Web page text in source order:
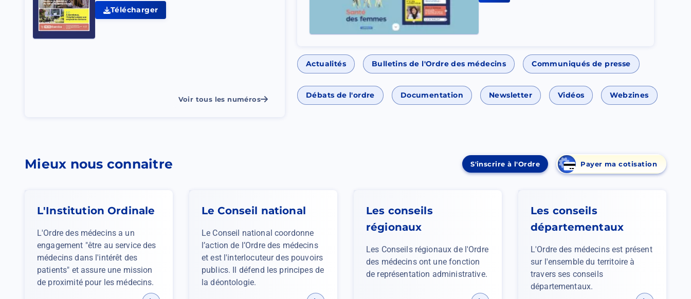
Télécharger
Le
Voir tous les numéros
santé
Actualités Bulletins de l'Ordre des médecins Communiqués de presse
Débats de l'ordre Documentation Newsletter Vidéos Webzines
Mieux nous connaitre S'inscrire à l'Ordre Payer ma cotisation
(Ouvrir
onglet)
L'Institution Ordinale
L'Ordre des médecins a un
engagement "être au service des
médecins dans l'intérêt des
patients" et assure une mission
de proximité pour les médecins.
Le Conseil national
Le Conseil national coordonne
l’action de l’Ordre des médecins
et est l'interlocuteur des pouvoirs
publics. Il défend les principes de
la déontologie.
Les conseils
régionaux
Les Conseils régionaux de l'Ordre
des médecins ont une fonction
de représentation administrative.
Les conseils
départementaux
L'Ordre des médecins est présent
sur l'ensemble du territoire à
travers ses conseils
départementaux.